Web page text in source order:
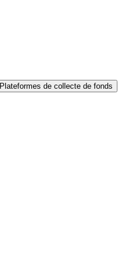
Plateformes de collecte de fonds